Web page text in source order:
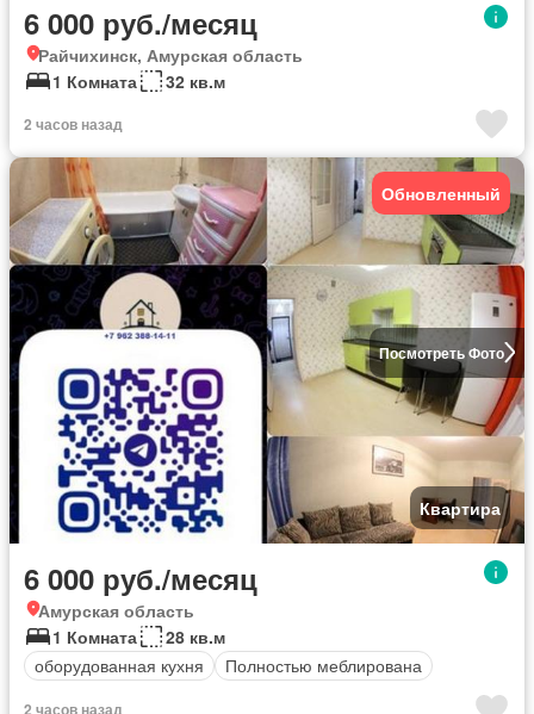
6 000 руб./месяц
Райчихинск, Амурская область
1 Комната
32 кв.м
2 часов назад
Посмотреть Фото
Обновленный
Квартира
6 000 руб./месяц
Амурская область
1 Комната
28 кв.м
оборудованная кухня
Полностью меблирована
2 часов назад